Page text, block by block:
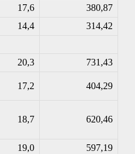
17,6
380,87
14,4
314,42
20,3
731,43
17,2 404,29
18,7 620,46
19,0
597,19